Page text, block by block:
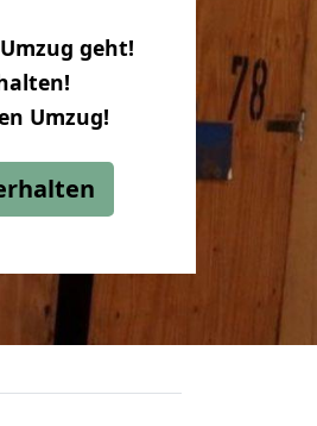
geht!
Umzug!